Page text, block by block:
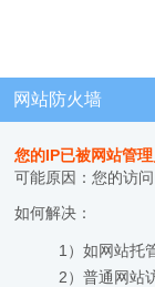
网站防火墙
您的IP已被网站管
可能原因：您的访
如何解决：
1）如网站托
2）普通网站